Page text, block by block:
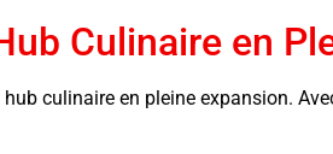
Culinaire en
culinaire en pleine expansion.